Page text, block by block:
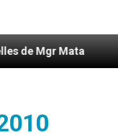
Mata Sept